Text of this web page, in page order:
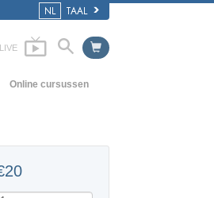
NL TAAL
LIVE
Online cursussen
Bestaan
Begrip